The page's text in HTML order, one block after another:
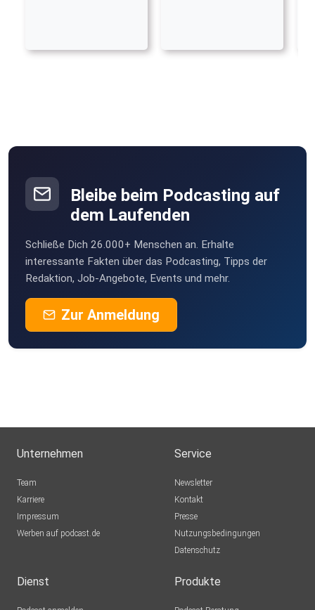
Bleibe beim Podcasting auf
dem Laufenden
Schließe Dich 26.000+ Menschen an. Erhalte
interessante Fakten über das Podcasting, Tipps der
Redaktion, Job-Angebote, Events und mehr.
Zur Anmeldung
Unternehmen
Team
Karriere
Impressum
Werben auf podcast.de
Service
Newsletter
Kontakt
Presse
Nutzungsbedingungen
Datenschutz
Dienst Produkte